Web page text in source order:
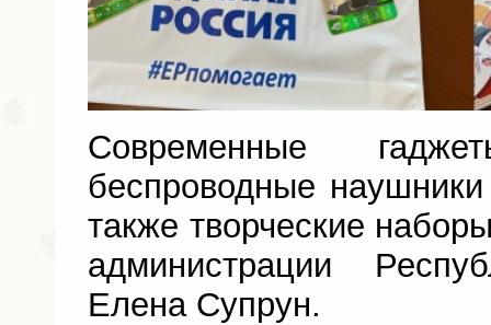
Современные
беспроводные
также творческие
администрации
Елена Супрун.